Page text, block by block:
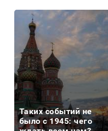
Таких событий не
было с 1945: чего